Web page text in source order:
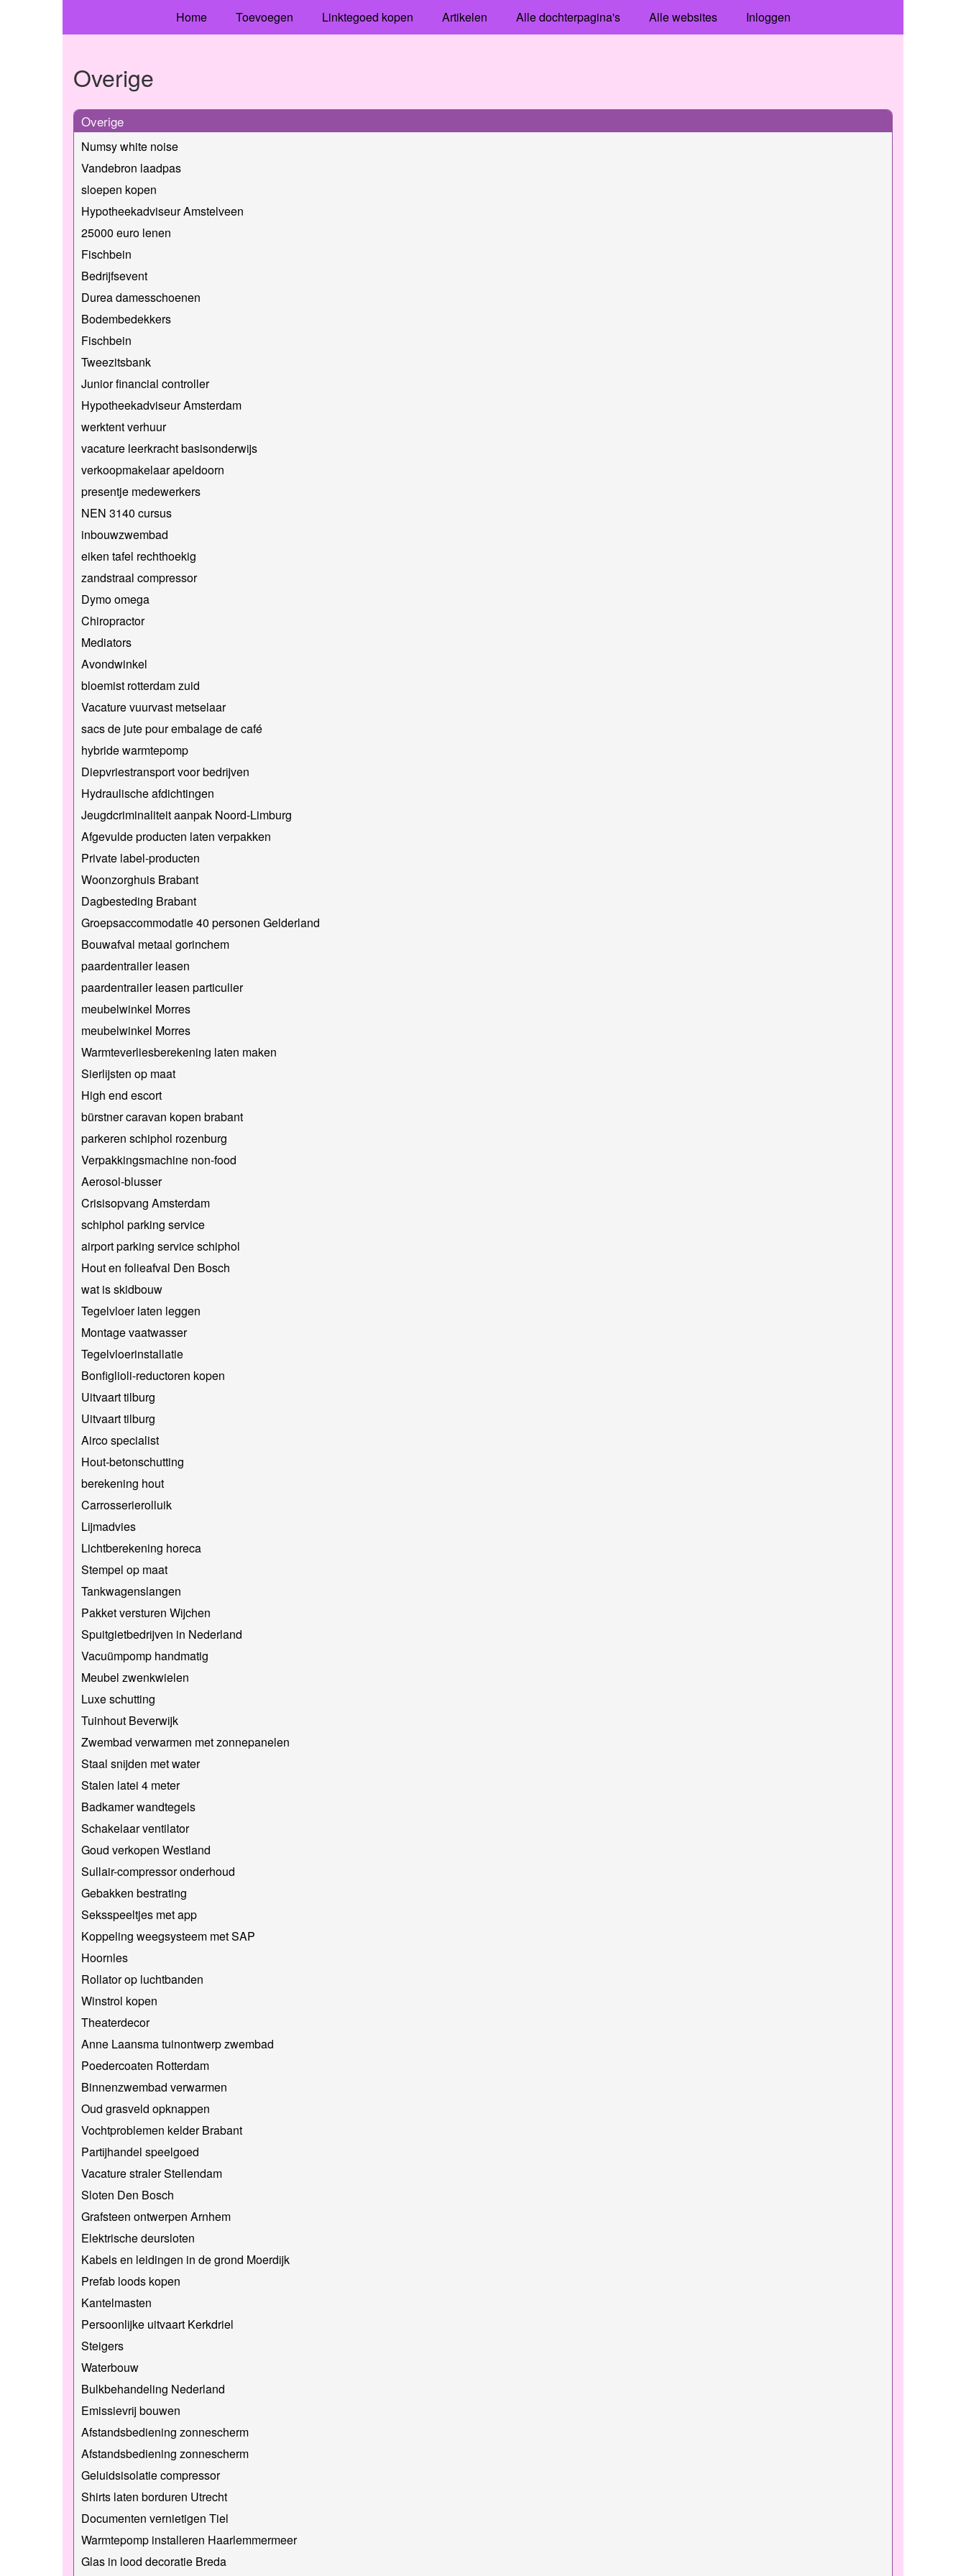
Home Toevoegen Linktegoed kopen Artikelen Alle dochterpagina's Alle websites Inloggen
Overige
Overige
Numsy white noise
Vandebron laadpas
sloepen kopen
Hypotheekadviseur Amstelveen
25000 euro lenen
Fischbein
Bedrijfsevent
Durea damesschoenen
Bodembedekkers
Fischbein
Tweezitsbank
Junior financial controller
Hypotheekadviseur Amsterdam
werktent verhuur
vacature leerkracht basisonderwijs
verkoopmakelaar apeldoorn
presentje medewerkers
NEN 3140 cursus
inbouwzwembad
eiken tafel rechthoekig
zandstraal compressor
Dymo omega
Chiropractor
Mediators
Avondwinkel
bloemist rotterdam zuid
Vacature vuurvast metselaar
sacs de jute pour embalage de café
hybride warmtepomp
Diepvriestransport voor bedrijven
Hydraulische afdichtingen
Jeugdcriminaliteit aanpak Noord-Limburg
Afgevulde producten laten verpakken
Private label-producten
Woonzorghuis Brabant
Dagbesteding Brabant
Groepsaccommodatie 40 personen Gelderland
Bouwafval metaal gorinchem
paardentrailer leasen
paardentrailer leasen particulier
meubelwinkel Morres
meubelwinkel Morres
Warmteverliesberekening laten maken
Sierlijsten op maat
High end escort
bürstner caravan kopen brabant
parkeren schiphol rozenburg
Verpakkingsmachine non-food
Aerosol-blusser
Crisisopvang Amsterdam
schiphol parking service
airport parking service schiphol
Hout en folieafval Den Bosch
wat is skidbouw
Tegelvloer laten leggen
Montage vaatwasser
Tegelvloerinstallatie
Bonfiglioli-reductoren kopen
Uitvaart tilburg
Uitvaart tilburg
Airco specialist
Hout-betonschutting
berekening hout
Carrosserierolluik
Lijmadvies
Lichtberekening horeca
Stempel op maat
Tankwagenslangen
Pakket versturen Wijchen
Spuitgietbedrijven in Nederland
Vacuümpomp handmatig
Meubel zwenkwielen
Luxe schutting
Tuinhout Beverwijk
Zwembad verwarmen met zonnepanelen
Staal snijden met water
Stalen latei 4 meter
Badkamer wandtegels
Schakelaar ventilator
Goud verkopen Westland
Sullair-compressor onderhoud
Gebakken bestrating
Seksspeeltjes met app
Koppeling weegsysteem met SAP
Hoornles
Rollator op luchtbanden
Winstrol kopen
Theaterdecor
Anne Laansma tuinontwerp zwembad
Poedercoaten Rotterdam
Binnenzwembad verwarmen
Oud grasveld opknappen
Vochtproblemen kelder Brabant
Partijhandel speelgoed
Vacature straler Stellendam
Sloten Den Bosch
Grafsteen ontwerpen Arnhem
Elektrische deursloten
Kabels en leidingen in de grond Moerdijk
Prefab loods kopen
Kantelmasten
Persoonlijke uitvaart Kerkdriel
Steigers
Waterbouw
Bulkbehandeling Nederland
Emissievrij bouwen
Afstandsbediening zonnescherm
Afstandsbediening zonnescherm
Geluidsisolatie compressor
Shirts laten borduren Utrecht
Documenten vernietigen Tiel
Warmtepomp installeren Haarlemmermeer
Glas in lood decoratie Breda